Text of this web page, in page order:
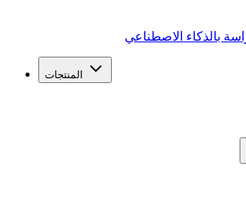
بالذكاء الاصطناعي
المنتجات